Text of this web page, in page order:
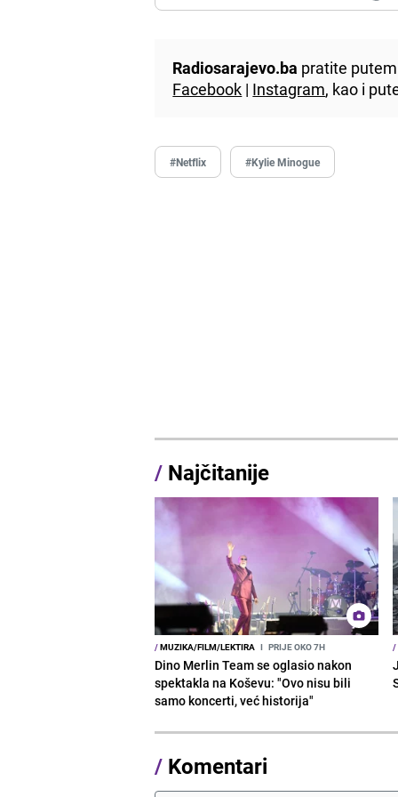
Radiosarajevo.ba pratite
Facebook | Instagram, kao i
#Netflix #Kylie Minogue
/ Najčitanije
/MUZIKA/FILM/LEKTIRA I PRIJE OKO 7H
Dino Merlin Team se oglasio nakon
spektakla na Koševu: "Ovo nisu bili
samo koncerti, već historija"
/
/ Komentari